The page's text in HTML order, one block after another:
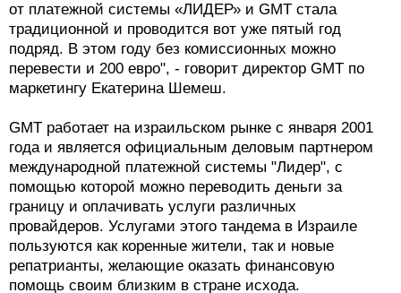
от платежной системы «ЛИДЕР» и GMT стала
традиционной и проводится вот уже пятый год
подряд. В этом году без комиссионных можно
перевести и 200 евро", - говорит директор GMT по
маркетингу Екатерина Шемеш.
GMT работает на израильском рынке с января 2001
года и является официальным деловым партнером
международной платежной системы "Лидер", с
помощью которой можно переводить деньги за
границу и оплачивать услуги различных
провайдеров. Услугами этого тандема в Израиле
пользуются как коренные жители, так и новые
репатрианты, желающие оказать финансовую
помощь своим близким в стране исхода.